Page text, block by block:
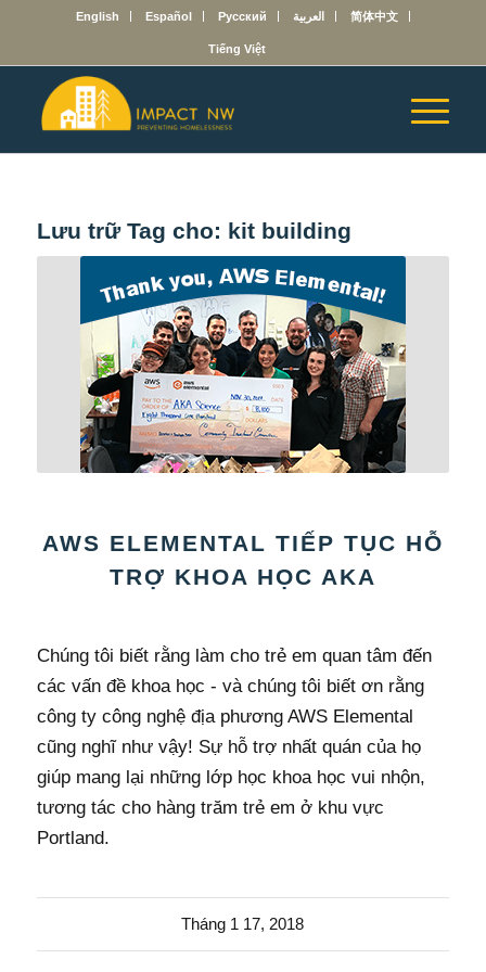
English Español Русский العربية 简体中文
Tiếng Việt
Lưu trữ Tag cho: kit building
AWS ELEMENTAL TIẾP TỤC HỖ
TRỢ KHOA HỌC AKA
Chúng tôi biết rằng làm cho trẻ em quan tâm đến
các vấn đề khoa học - và chúng tôi biết ơn rằng
công ty công nghệ địa phương AWS Elemental
cũng nghĩ như vậy! Sự hỗ trợ nhất quán của họ
giúp mang lại những lớp học khoa học vui nhộn,
tương tác cho hàng trăm trẻ em ở khu vực
Portland.
Tháng 1 17, 2018